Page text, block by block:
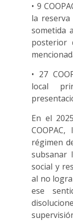
• 9
la
sometida
posterior
• 27
local
En el
régimen
subsanar
social y
al no
ese